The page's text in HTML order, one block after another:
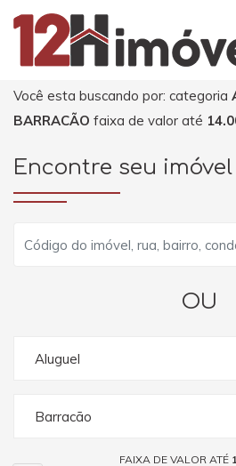
Você esta buscando por: categoria
BARRACÃO faixa de valor até
Encontre seu imóvel
OU
Aluguel
Barracão
FAIXA DE VALOR ATÉ